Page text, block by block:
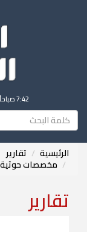
7:42 صباحاً
الرئيسية تقارير
مخصصات حوثية
تقارير